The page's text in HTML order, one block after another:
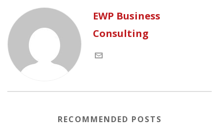
EWP Business
Consulting
RECOMMENDED POSTS